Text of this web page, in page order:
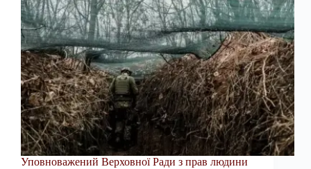
Уповноважений Верховної Ради з прав людини